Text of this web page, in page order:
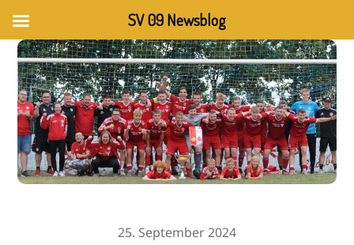
25. September 2024
SV 09 Newsblog